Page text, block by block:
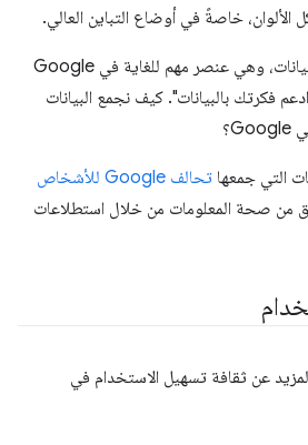
خاصةً في أوضاع التباين العالي.
: لقد ذكرت البيانات، وهي عنصر مهم للغاية في Google
بالبيانات". كيف نجمع البيانات
جمعها
تحالف Google للأشخاص
صحة المعلومات من خلال استطلاعات
عن ثقافة تسهيل الاستخدام في